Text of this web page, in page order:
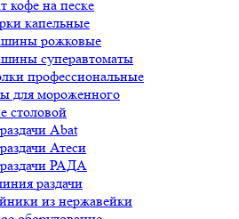
кофе на песке
капельные
рожковые
суперавтоматы
профессиональные
для мороженного
столовой
Abat
Атеси
РАДА
раздачи
из нержавейки